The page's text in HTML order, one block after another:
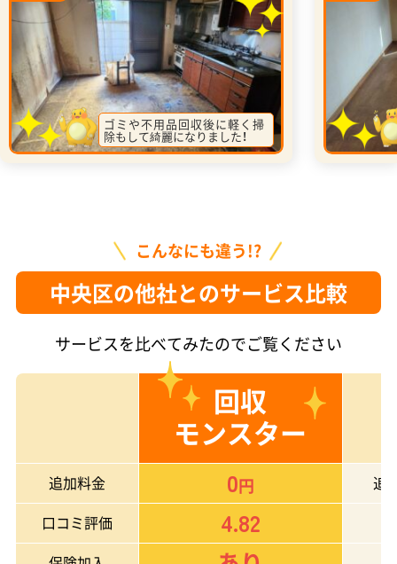
ゴミや不用品回収後に軽く掃
除もして綺麗になりました！
こんなにも違う!?
中央区の他社とのサービス比較
サービスを比べてみたのでご覧ください
回収
モンスター
追加料金 0円
追
口コミ評価
4.82